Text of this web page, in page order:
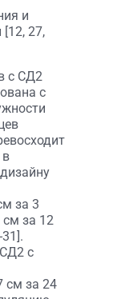
и
27,
с СД2
с
за 3
за 12
с
см за 24